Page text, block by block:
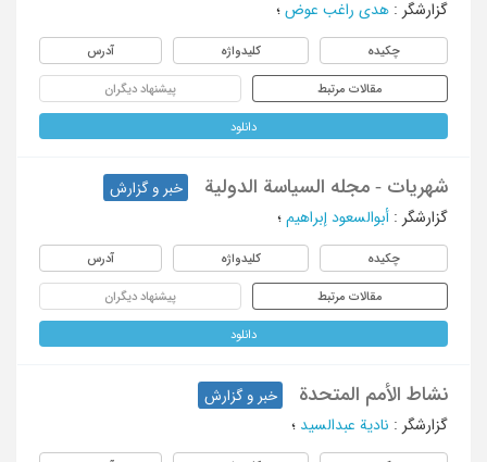
گزارشگر : هدی راغب عوض ؛
چکیده کلیدواژه آدرس
مقالات مرتبط پیشنهاد دیگران
دانلود
شهریات - مجله السیاسة الدولیة
خبر و گزارش
گزارشگر : أبوالسعود إبراهیم ؛
چکیده کلیدواژه آدرس
مقالات مرتبط پیشنهاد دیگران
دانلود
نشاط الأمم المتحدة
خبر و گزارش
گزارشگر : نادیة عبدالسید ؛